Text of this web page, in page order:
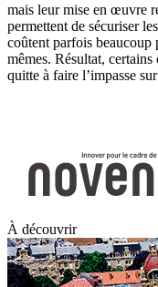
mais leur mise en œuvre
permettent de sécuriser
coûtent parfois beaucoup
mêmes. Résultat,
quitte à faire l’impasse
À découvrir